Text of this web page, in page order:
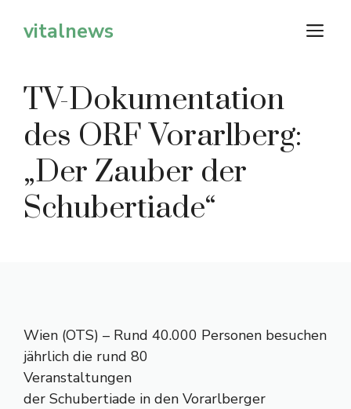
Inhaltvitalnews
TV-Dokumentation
des ORF Vorarlberg:
„Der Zauber der
Schubertiade“
Wien (OTS) – Rund 40.000 Personen besuchen
jährlich die rund 80
Veranstaltungen
der Schubertiade in den Vorarlberger